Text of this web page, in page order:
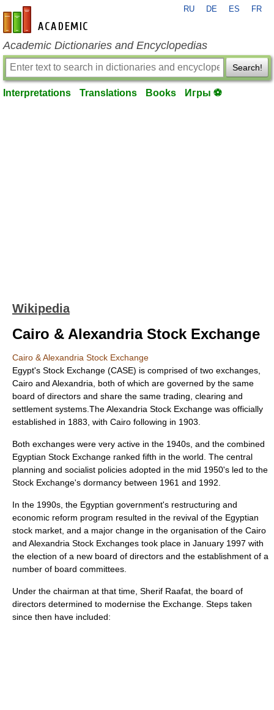
en-academic.com
RU DE ES FR
Academic Dictionaries and Encyclopedias
Search!
Interpretations Translations Books Игры ⚽
Wikipedia
Cairo & Alexandria Stock Exchange
Cairo & Alexandria Stock Exchange
Egypt's Stock Exchange (CASE) is comprised of two exchanges,
Cairo and Alexandria , both of which are governed by the same
board of directors and share the same trading, clearing and
settlement systems.The Alexandria Stock Exchange was officially
established in 1883, with Cairo following in 1903.
Both exchanges were very active in the 1940s, and the combined
Egyptian Stock Exchange ranked fifth in the world. The central
planning and socialist policies adopted in the mid 1950's led to the
Stock Exchange's dormancy between 1961 and 1992.
In the 1990s, the Egyptian government's restructuring and
economic reform program resulted in the revival of the Egyptian
stock market, and a major change in the organisation of the Cairo
and Alexandria Stock Exchanges took place in January 1997 with
the election of a new board of directors and the establishment of a
number of board committees.
Under the chairman at that time, Sherif Raafat, the board of
directors determined to modernise the Exchange. Steps taken
since then have included: